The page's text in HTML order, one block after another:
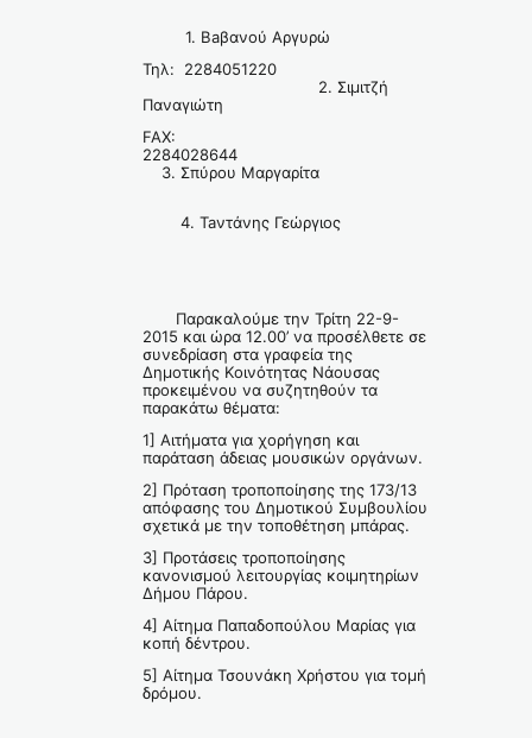
1. Baβανού Αργυρώ
Τηλ: 2284051220
2. Σιμιτζή
Παναγιώτη
FAX:
2284028644
3. Σπύρου Μαργαρίτα
4. Taντάνης Γεώργιος
Παρακαλούμε την Τρίτη 22-9-
2015 και ώρα 12.00’ να προσέλθετε σε
συνεδρίαση στα γραφεία της
Δημοτικής Κοινότητας Νάουσας
προκειμένου να συζητηθούν τα
παρακάτω θέματα:
1] Αιτήματα για χορήγηση και
παράταση άδειας μουσικών οργάνων.
2] Πρόταση τροποποίησης της 173/13
απόφασης του Δημοτικού Συμβουλίου
σχετικά με την τοποθέτηση μπάρας.
3] Προτάσεις τροποποίησης
κανονισμού λειτουργίας κοιμητηρίων
Δήμου Πάρου.
4] Αίτημα Παπαδοπούλου Μαρίας για
κοπή δέντρου.
5] Αίτημα Τσουνάκη Χρήστου για τομή
δρόμου.